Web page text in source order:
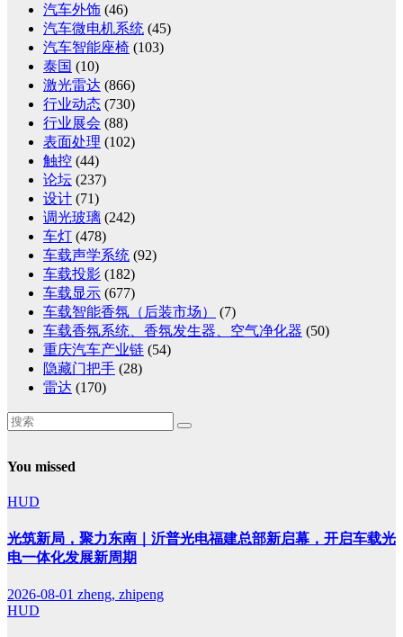
汽车外饰 (46)
汽车微电机系统 (45)
汽车智能座椅 (103)
泰国 (10)
激光雷达 (866)
行业动态 (730)
行业展会 (88)
表面处理 (102)
触控 (44)
论坛 (237)
设计 (71)
调光玻璃 (242)
车灯 (478)
车载声学系统 (92)
车载投影 (182)
车载显示 (677)
车载智能香氛（后装市场）
(7)
车载香氛系统、香氛发生器、空气净化器 (50)
重庆汽车产业链 (54)
隐藏门把手 (28)
雷达 (170)
You missed
HUD
光筑新局，聚力东南｜沂普光电福建总部新启幕，开启车载光
电一体化发展新周期
2026-08-01 zheng, zhipeng
HUD